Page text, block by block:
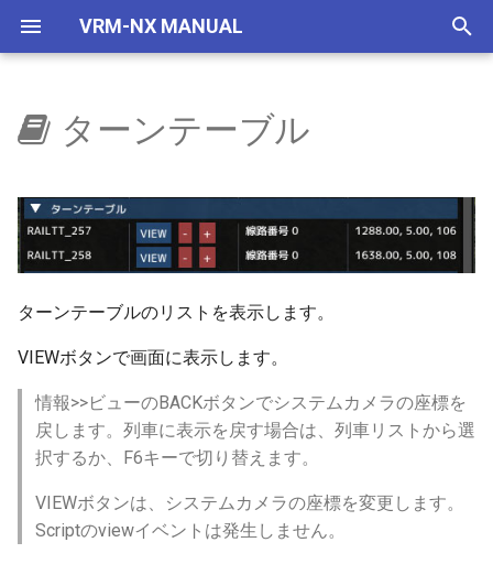
VRM-NX MANUAL
索
期
化
はじめに
セットアップ(VRMNX)
セットアップ(VRMONLINE-
レイアウトをつくろう
文字の大きさ
ウィンドウ
レイアウト
配置から運転まで
部品を増やす
鉄道模型
部品の種類
トミックス規格線路
アイマジック規格線路
選択部品コマンド 概要
地下空間レンダリング
地下空間
地下駅
エミッターV2
概要
乱数初期化
生存期間
プリセット
カラーアニメ
拡大縮小アニメ
自動センサーV2
使い方
V2有効化
実行ログ
検出
コマンドとパラメータ
ステータス
プロセス
天空
自動センサーで夜に
自動センサーで曇らせる
ドアの開閉
自作車両管理
車両 国鉄一般型気動車キハ40
国鉄一般型気動車キハ47
国鉄一般型気動車キハ48
HD 国鉄583系寝台特急形
HD 253系特急形電車
HD EF81 95 交直流電気機
車
IMAGIC規格部品
NXSレール規格
NXSトンネル
NXS架線柱
NXS道路
7mmレール規格
NX道路標識
自動センサーの新しい検
NX TOMIX規格部品
レール
ストラクチャー
アクセサリ
レールセット
画面構成
レイアウト
メニュー
ファイル
編集
VRMCLOUD
レイアウト
ヘルプ
ツールボックス
ツール
建設ツール
計測ツール
地形ツール
架線ツール
ツールウィンドウ
インフォメーション
パレット
ビュー
レイアウト
ジオメトリ
プロパティー(部品)
ダイアログ
編成エディター
コンテナ管理
印刷
数値移動
レイヤー変更
スクリプトエディター
極性試験
マウス
キーボード
列車のビュー切り替え
感度調整
操作についての注意事項
ビュワー起動時にシステムカ
メラ視点
VRMONLINE-NX
旧作からの変更事項
制限事項
リリースノート
リリースノートリスト
ver 6.1.0.574
ver 6.1.0.573
ver 6.1.0.572
ver 6.1.0.565
ver 6.1.0.561
ver 6.1.0.560
ターンテーブル
ターンテーブルのリストを表示します。
VIEWボタンで画面に表示します。
情報>>ビューのBACKボタンでシステムカメラの座標を
戻します。列車に表示を戻す場合は、列車リストから選
択するか、F6キーで切り替えます。
VIEWボタンは、システムカメラの座標を変更します。
Scriptのviewイベントは発生しません。